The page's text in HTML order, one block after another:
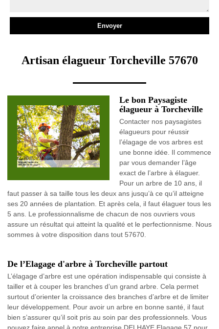
Artisan élagueur Torcheville 57670
Le bon Paysagiste
élagueur à Torcheville
Contacter nos paysagistes
élagueurs pour réussir
l’élagage de vos arbres est
une bonne idée. Il commence
par vous demander l’âge
exact de l’arbre à élaguer.
Pour un arbre de 10 ans, il
faut passer à sa taille tous les deux ans jusqu’à ce qu’il atteigne
ses 20 années de plantation. Et après cela, il faut élaguer tous les
5 ans. Le professionnalisme de chacun de nos ouvriers vous
assure un résultat qui atteint la qualité et le perfectionnisme. Nous
sommes à votre disposition dans tout 57670.
De l’Elagage d'arbre à Torcheville partout
L’élagage d’arbre est une opération indispensable qui consiste à
tailler et à couper les branches d’un grand arbre. Cela permet
surtout d’orienter la croissance des branches d’arbre et de limiter
leur développement. Pour avoir un arbre en bonne santé, il faut
bien s’assurer qu’il soit pris au soin par des professionnels. Vous